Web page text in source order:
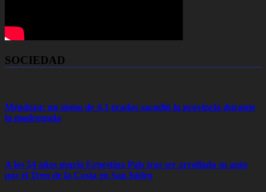
SOCIEDAD
Mendoza: un sismo de 4,3 grados sacudió la provincia durante
la madrugada
A los 54 años murió Ernestina Pais tras ser arrollado su auto
por el Tren de la Costa en San Isidro